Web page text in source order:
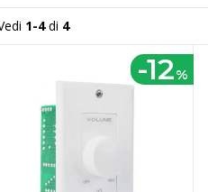
1-4di 4
-12%